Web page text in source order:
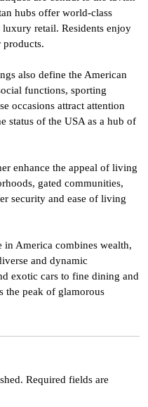
hubs offer world-class
retail. Residents enjoy
products.
also define the American
functions, sporting
occasions attract attention
status of the USA as a hub of
enhance the appeal of living
gated communities,
security and ease of living
America combines wealth,
and dynamic
exotic cars to fine dining and
the peak of glamorous
Required fields are